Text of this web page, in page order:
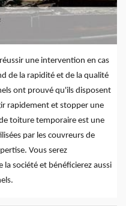
une intervention en cas
de la rapidité et de la qualité
ont prouvé qu'ils disposent
rapidement et stopper une
toiture temporaire est une
par les couvreurs de
Vous serez
société et bénéficierez aussi